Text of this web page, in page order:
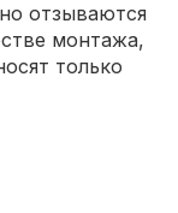
отзываются
монтажа,
только